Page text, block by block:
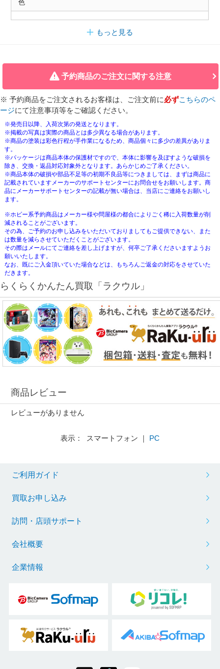
色
もっと見る
予約商品のご注文に関する注意
※ 予約商品をご注文されるお客様は、ご注文前に必ずこちらのペ
ージにて注意事項等をご確認ください。
※発売日以降、入荷次第の発送となります。
※掲載の写真は実際の商品とは多少異なる場合があります。
※商品の塗装は彩色行程が手作業になるため、商品個々に多少の差異がありま
す。
※パッケージは商品本体の保護材ですので、本体に影響を及ぼすような破損を
除き、交換・返品対応対象外となります。あらかじめご了承ください。
※商品本体の破損や部品不足等の初期不良品等につきましては、まずは商品に
記載されていますメーカーのサポートセンターにお問合せをお願いします。商
品にメーカーサポートセンターの記載が無い場合は、当店にご連絡をお願いし
ます。
※ホビー系予約商品はメーカー様や問屋様の都合によりごく稀に入荷数量が削
減されることがございます。
その為、ご予約のお申し込みをいただいておりましてもご提供できない、また
は数量を減らさせていただくことがございます。
その際はメールにてご連絡を差し上げますが、何卒ご了承くださいますようお
願いいたします。
なお、既にご入金頂いていた場合などは、もちろんご返金の対応をさせていた
だきます。
らくらくかんたん買取「ラクウル」
商品レビュー
レビューがありません
表示： スマートフォン ｜ PC
ご利用ガイド
買取お申し込み
訪問・店頭サポート
会社概要
企業情報